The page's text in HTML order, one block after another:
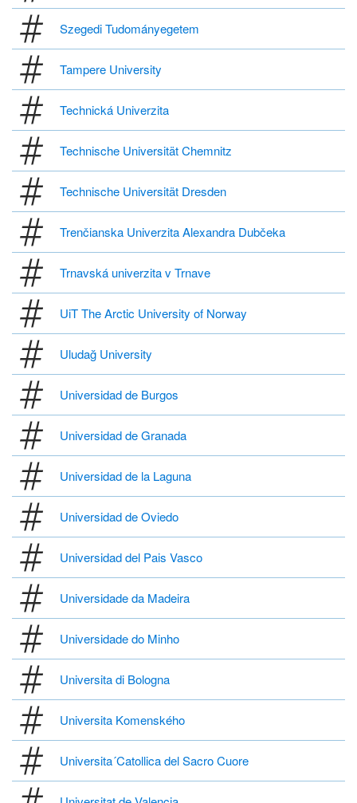
Szegedi Tudományegetem
Tampere University
Technická Univerzita
Technische Universität Chemnitz
Technische Universität Dresden
Trenčianska Univerzita Alexandra Dubčeka
Trnavská univerzita v Trnave
UiT The Arctic University of Norway
Uludağ University
Universidad de Burgos
Universidad de Granada
Universidad de la Laguna
Universidad de Oviedo
Universidad del Pais Vasco
Universidade da Madeira
Universidade do Minho
Universita di Bologna
Universita Komenského
Universita´Catollica del Sacro Cuore